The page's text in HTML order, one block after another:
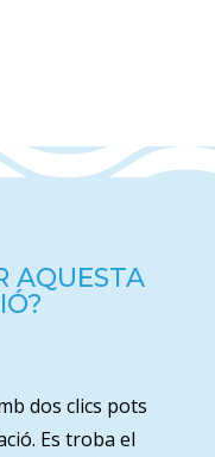
AQUESTA
dos clics pots
Es troba el